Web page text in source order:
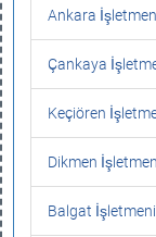
Ankara
Çankaya
Keçiören
Dikmen
Balgat